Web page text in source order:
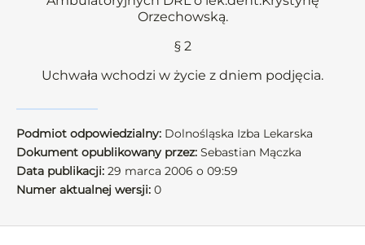
Orzechowską.
§ 2
Uchwała wchodzi w życie z dniem podjęcia.
Podmiot odpowiedzialny: Dolnośląska Izba Lekarska
Dokument opublikowany przez: Sebastian Mączka
Data publikacji: 29 marca 2006 o 09:59
Numer aktualnej wersji: 0